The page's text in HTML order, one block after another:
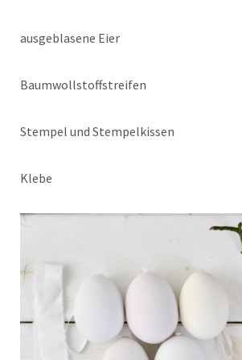
ausgeblasene Eier
Baumwollstoffstreifen
Stempel und Stempelkissen
Klebe